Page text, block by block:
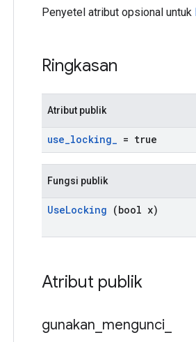
Penyetel atribut opsional untuk
Ringkasan
Atribut publik
use_locking_ = true
Fungsi publik
UseLocking (bool x)
Atribut publik
gunakan mengunci